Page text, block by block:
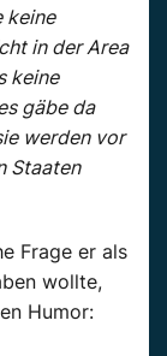
keine
in der Area
keine
gäbe da
werden vor
Staaten
Frage er als
wollte,
Humor: